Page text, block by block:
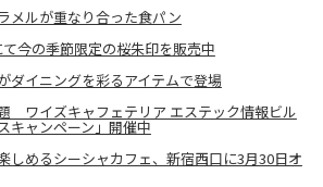
メルが重なり合った食パン
今の季節限定の桜朱印を販売中
ダイニングを彩るアイテムで登場
ワイズキャフェテリア エステック情報ビル
キャンペーン」開催中
しめるシーシャカフェ、新宿西口に3月30日オ